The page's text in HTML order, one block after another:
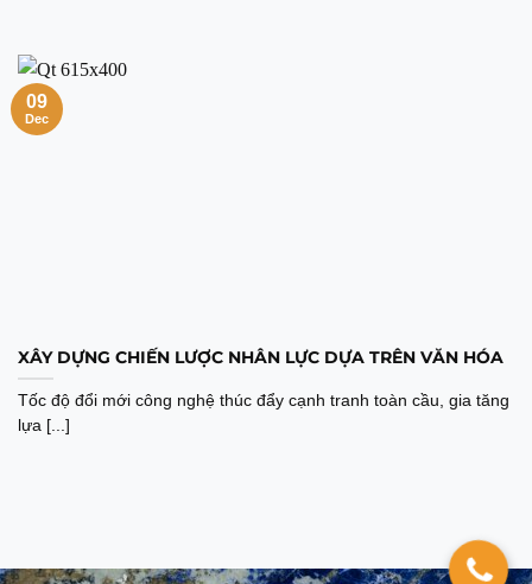
XÂY DỰNG CHIẾN LƯỢC NHÂN LỰC DỰA TRÊN VĂN HÓA
Tốc độ đổi mới công nghệ thúc đẩy cạnh tranh toàn cầu, gia tăng
lựa [...]
09
Dec